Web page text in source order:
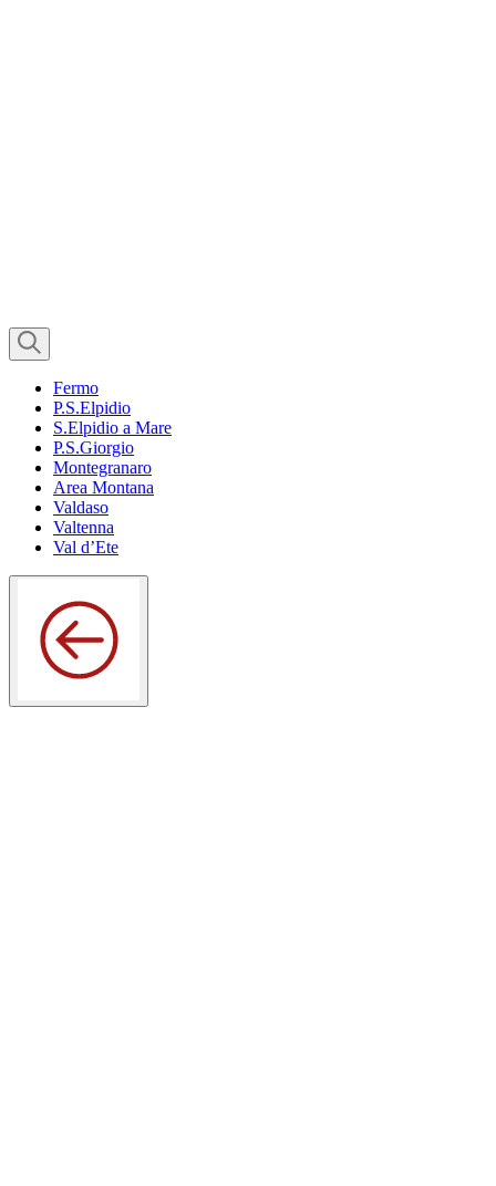
Fermo
P.S.Elpidio
S.Elpidio a Mare
P.S.Giorgio
Montegranaro
Area Montana
Valdaso
Valtenna
Val d’Ete